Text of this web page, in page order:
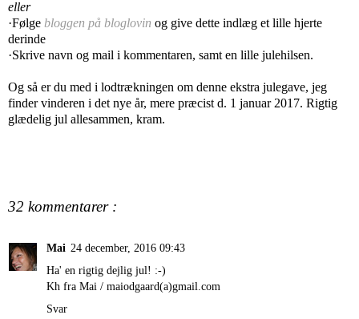
eller
·Følge bloggen på bloglovin og give dette indlæg et lille hjerte
derinde
·Skrive navn og mail i kommentaren, samt en lille julehilsen.
Og så er du med i lodtrækningen om denne ekstra julegave, jeg
finder vinderen i det nye år, mere præcist d. 1 januar 2017. Rigtig
glædelig jul allesammen, kram.
32 kommentarer :
Mai 24 december, 2016 09:43
Ha' en rigtig dejlig jul! :-)
Kh fra Mai / maiodgaard(a)gmail.com
Svar